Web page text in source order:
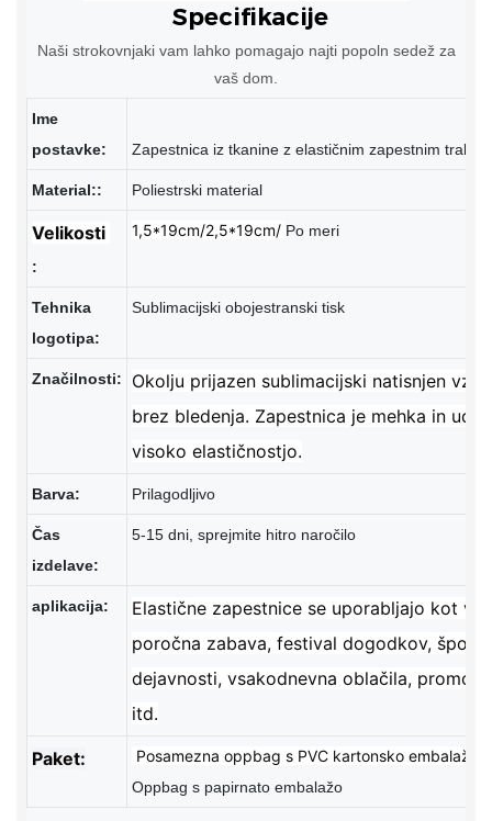
Specifikacije
Naši strokovnjaki vam lahko pomagajo najti popoln sedež za
vaš dom.
Ime
postavke:
Material:: Poliestrski material
Velikosti
:
1,5*19cm/2,5*19cm/ Po meri
Tehnika
logotipa:
Sublimacijski obojestranski tisk
Značilnosti:
Okolju prijazen sublimacijski natisnjen
brez bledenja. Zapestnica je mehka in
visoko elastičnostjo.
Barva: Prilagodljivo
Čas
izdelave:
5-15 dni, sprejmite hitro naročilo
aplikacija:
Elastične zapestnice se uporabljajo kot
poročna zabava, festival dogodkov,
dejavnosti, vsakodnevna oblačila,
itd.
Paket: Posamezna oppbag s PVC kartonsko embalažo,
Oppbag s papirnato embalažo